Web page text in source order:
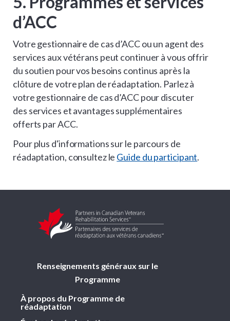
d’ACC
Votre gestionnaire de cas d’ACC ou un agent des
services aux vétérans peut continuer à vous offrir
du soutien pour vos besoins continus après la
clôture de votre plan de réadaptation. Parlez à
votre gestionnaire de cas d’ACC pour discuter
des services et avantages supplémentaires
offerts par ACC.
Pour plus d'informations sur le parcours de
réadaptation, consultez le Guide du participant.
Renseignements généraux sur le
Programme
À propos du Programme de
réadaptation